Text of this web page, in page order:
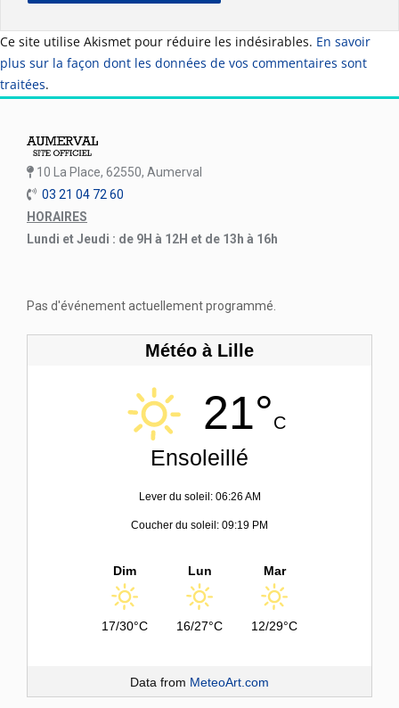
Ce site utilise Akismet pour réduire les indésirables. En savoir
plus sur la façon dont les données de vos commentaires sont
traitées.
10 La Place, 62550, Aumerval
03 21 04 72 60
HORAIRES
Lundi et Jeudi : de 9H à 12H et de 13h à 16h
Pas d'événement actuellement programmé.
Météo à Lille
21°C
Ensoleillé
Lever du soleil: 06:26 AM
Coucher du soleil: 09:19 PM
Dim
17/30°C
Lun
16/27°C
Mar
12/29°C
Data from MeteoArt.com